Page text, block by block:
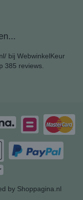
bij WebwinkelKeur
385 reviews.
by Shoppagina.nl